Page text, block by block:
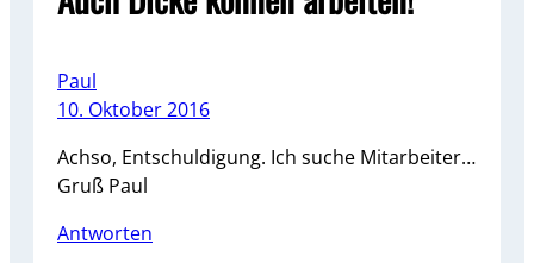
Paul
10. Oktober 2016
Achso, Entschuldigung. Ich suche Mitarbeiter…
Gruß Paul
Antworten